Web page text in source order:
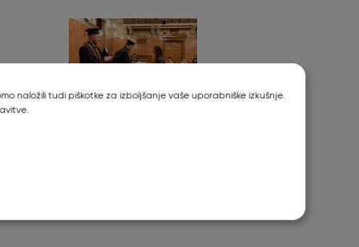
naložili tudi piškotke za izboljšanje vaše uporabniške izkušnje.